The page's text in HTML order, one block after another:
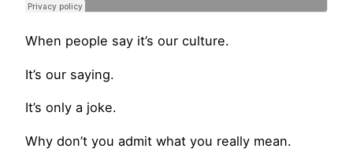
When people say it’s our culture.
It’s our saying.
It’s only a joke.
Why don’t you admit what you really mean.